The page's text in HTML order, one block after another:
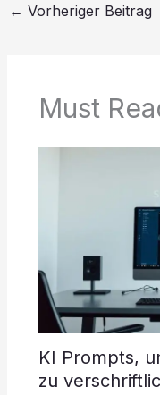
← Vorheriger Beitrag
Must
KI Prompts,
zu